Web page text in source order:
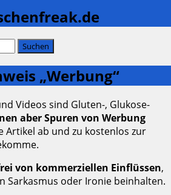
„Werbung“
Videos sind Gluten-, Glukose-
aber Spuren von Werbung
Artikel ab und zu kostenlos zur
von kommerziellen Einflüssen,
Sarkasmus oder Ironie beinhalten.